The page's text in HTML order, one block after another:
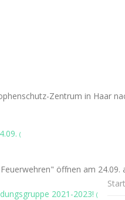
Zentrum in Haar
(
öffnen am 24.09.
2021-2023! (